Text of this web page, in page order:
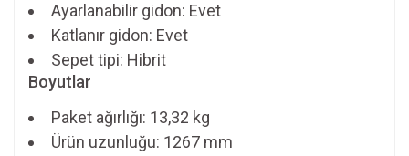
Ayarlanabilir gidon: Evet
Katlanır gidon: Evet
Sepet tipi: Hibrit
Boyutlar
Paket ağırlığı: 13,32 kg
Ürün uzunluğu: 1267 mm